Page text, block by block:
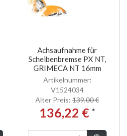
Achsaufnahme für
Scheibenbremse PX NT,
GRIMECA NT 16mm
Artikelnummer:
V1524034
Alter Preis: 139,00 €
136,22 € *